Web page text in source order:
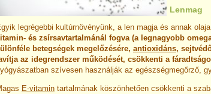
Lenmag
legrégebbi kultúrnövényünk, a len magja és annak
és zsírsavtartalmánál fogva (a legnagyobb
betegségek megelőzésére, antioxidáns,
az idegrendszer működését, csökkenti a
szívesen használják az egészségmegőrző,
E-vitamin tartalmának köszönhetően csökkenti a